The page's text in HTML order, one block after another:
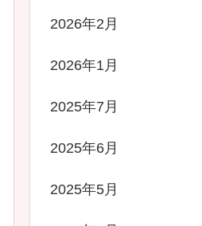
2026年2月
2026年1月
2025年7月
2025年6月
2025年5月